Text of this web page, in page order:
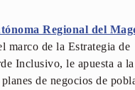
Regional del
marco de la Estrategia de
Inclusivo, le apuesta a
de negocios de